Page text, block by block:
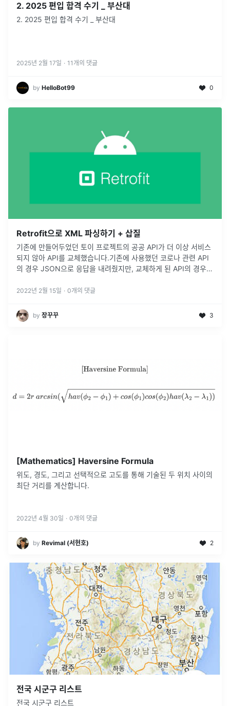
2. 2025 편입 합격 수기 _ 부산대
2. 2025 편입 합격 수기 _ 부산대
2025년 2월 17일 · 11 개의 댓글
by HelloBot99 0
Retrofit으로 XML 파싱하기 + 삽질
기존에 만들어두었던 토이 프로젝트의 공공 API가 더 이상 서비스
되지 않아 API를 교체했습니다.기존에 사용했던 코로나 관련 API
의 경우 JSON으로 응답을 내려줬지만, 교체하게 된 API의 경우
2022년 2월 15일 · 0개의 댓글
by 장꾸꾸 3
[Mathematics] Haversine Formula
위도, 경도, 그리고 선택적으로 고도를 통해 기술된 두 위치 사이의
최단 거리를 계산합니다.
2022년 4월 30일 · 0개의 댓글
by Revimal (서현호) 2
전국 시군구 리스트
전국 시군구 리스트